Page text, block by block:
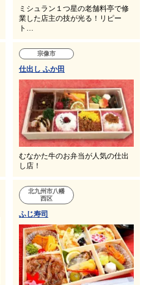
ミシュラン１つ星の老舗料亭で修
業した店主の技が光る！リピー
ト…
宗像市
仕出し ふか田
むなかた牛のお弁当が人気の仕出
し店！
北九州市八幡
西区
ふじ寿司